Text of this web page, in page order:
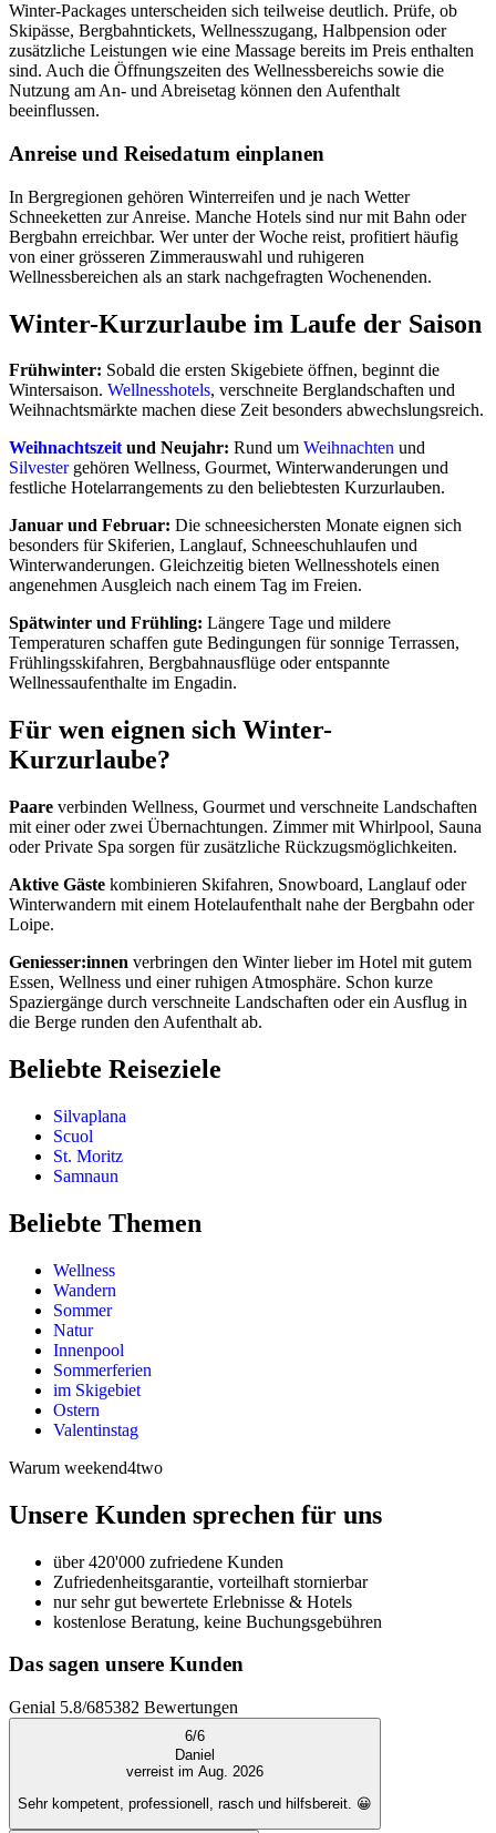
Winter-Packages unterscheiden sich teilweise deutlich. Prüfe, ob
Skipässe, Bergbahntickets, Wellnesszugang, Halbpension oder
zusätzliche Leistungen wie eine Massage bereits im Preis enthalten
sind. Auch die Öffnungszeiten des Wellnessbereichs sowie die
Nutzung am An- und Abreisetag können den Aufenthalt
beeinflussen.
Anreise und Reisedatum einplanen
In Bergregionen gehören Winterreifen und je nach Wetter
Schneeketten zur Anreise. Manche Hotels sind nur mit Bahn oder
Bergbahn erreichbar. Wer unter der Woche reist, profitiert häufig
von einer grösseren Zimmerauswahl und ruhigeren
Wellnessbereichen als an stark nachgefragten Wochenenden.
Winter-Kurzurlaube im Laufe der Saison
Frühwinter: Sobald die ersten Skigebiete öffnen, beginnt die
Wintersaison. Wellnesshotels, verschneite Berglandschaften und
Weihnachtsmärkte machen diese Zeit besonders abwechslungsreich.
Weihnachtszeitund Neujahr: Rund um Weihnachten und
Silvestergehören Wellness, Gourmet, Winterwanderungen und
festliche Hotelarrangements zu den beliebtesten Kurzurlauben.
Januar und Februar: Die schneesichersten Monate eignen sich
besonders für Skiferien, Langlauf, Schneeschuhlaufen und
Winterwanderungen. Gleichzeitig bieten Wellnesshotels einen
angenehmen Ausgleich nach einem Tag im Freien.
Spätwinter und Frühling: Längere Tage und mildere
Temperaturen schaffen gute Bedingungen für sonnige Terrassen,
Frühlingsskifahren, Bergbahnausflüge oder entspannte
Wellnessaufenthalte im Engadin.
Für wen eignen sich Winter-
Kurzurlaube?
Paare verbinden Wellness, Gourmet und verschneite Landschaften
mit einer oder zwei Übernachtungen. Zimmer mit Whirlpool, Sauna
oder Private Spa sorgen für zusätzliche Rückzugsmöglichkeiten.
Aktive Gäste kombinieren Skifahren, Snowboard, Langlauf oder
Winterwandern mit einem Hotelaufenthalt nahe der Bergbahn oder
Loipe.
Geniesser:innen verbringen den Winter lieber im Hotel mit gutem
Essen, Wellness und einer ruhigen Atmosphäre. Schon kurze
Spaziergänge durch verschneite Landschaften oder ein Ausflug in
die Berge runden den Aufenthalt ab.
Beliebte Reiseziele
Silvaplana
Scuol
St. Moritz
Samnaun
Beliebte Themen
Wellness
Wandern
Sommer
Natur
Innenpool
Sommerferien
im Skigebiet
Ostern
Valentinstag
Warum weekend4two
Unsere Kunden sprechen für uns
über 420'000 zufriedene Kunden
Zufriedenheitsgarantie, vorteilhaft stornierbar
nur sehr gut bewertete Erlebnisse & Hotels
kostenlose Beratung, keine Buchungsgebühren
Das sagen unsere Kunden
Genial 5.8/685382 Bewertungen
6/6
Daniel
verreist im Aug. 2026
Sehr kompetent, professionell, rasch und hilfsbereit. 😀